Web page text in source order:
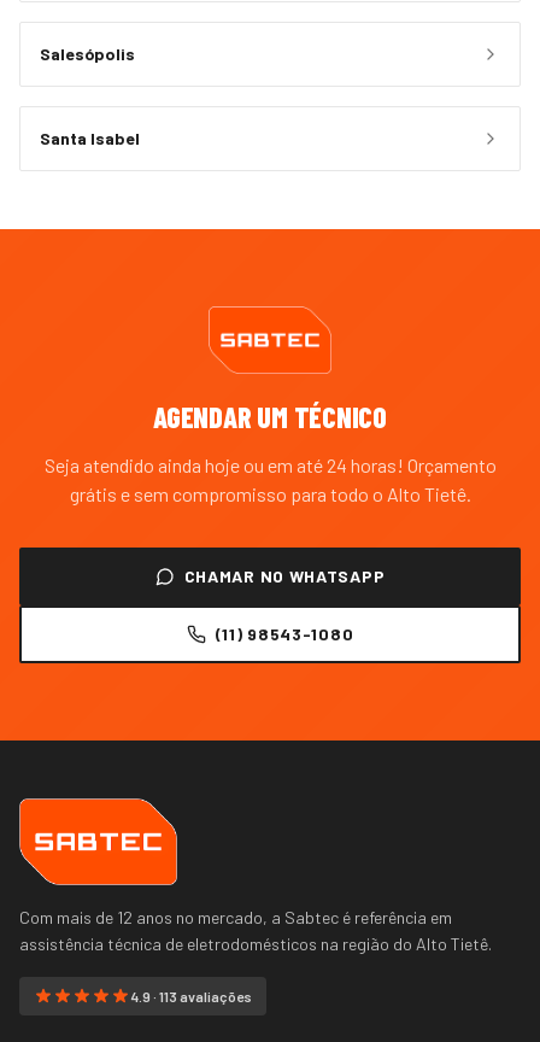
Salesópolis
Santa Isabel
AGENDAR UM TÉCNICO
Seja atendido ainda hoje ou em até 24 horas! Orçamento
grátis e sem compromisso para todo o Alto Tietê.
CHAMAR NO WHATSAPP
(11) 98543-1080
Com mais de 12 anos no mercado, a Sabtec é referência em
assistência técnica de eletrodomésticos na região do Alto Tietê.
4.9 · 113 avaliações